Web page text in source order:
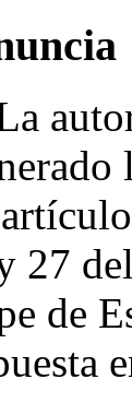
27
de